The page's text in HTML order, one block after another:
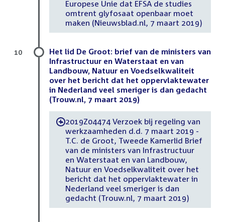
Europese Unie dat EFSA de studies
omtrent glyfosaat openbaar moet
maken (Nieuwsblad.nl, 7 maart 2019)
Het lid De Groot: brief van de ministers van
Infrastructuur en Waterstaat en van
Landbouw, Natuur en Voedselkwaliteit
over het bericht dat het oppervlaktewater
in Nederland veel smeriger is dan gedacht
(Trouw.nl, 7 maart 2019)
-2019Z04474 Verzoek bij regeling van
werkzaamheden d.d. 7 maart 2019 -
T.C. de Groot, Tweede Kamerlid Brief
van de ministers van Infrastructuur
en Waterstaat en van Landbouw,
Natuur en Voedselkwaliteit over het
bericht dat het oppervlaktewater in
Nederland veel smeriger is dan
gedacht (Trouw.nl, 7 maart 2019)
10